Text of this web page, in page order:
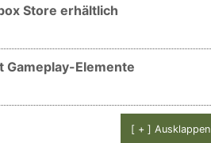
Store erhältlich
Gameplay-Elemente
[ + ] Ausklappen